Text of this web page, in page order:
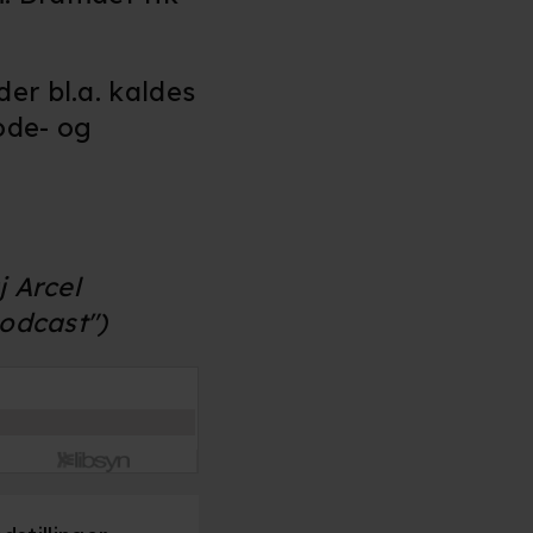
bl.a. kaldes
og
Arcel